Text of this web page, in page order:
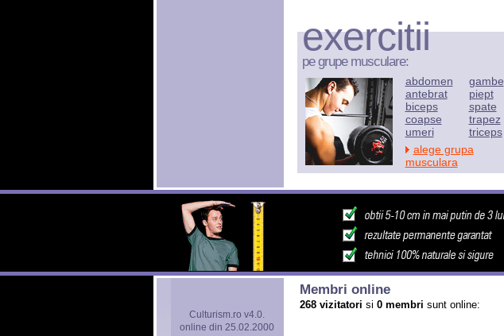
exercitii
pe grupe musculare:
abdomen
antebrat
biceps
coapse
umeri
gambe
piept
spate
trapez
triceps
alege grupa
musculara
Culturism.ro v4.0.
online din 25.02.2000
Membri online
268 vizitatori si 0 membri sunt online: